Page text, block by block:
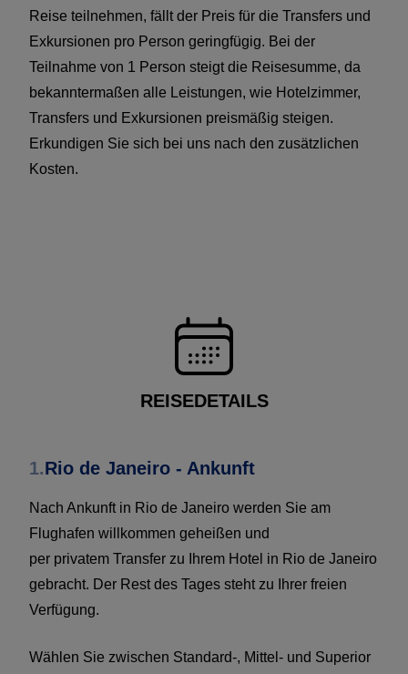
Reise teilnehmen, fällt der Preis für die Transfers und
Exkursionen pro Person geringfügig. Bei der
Teilnahme von 1 Person steigt die Reisesumme, da
bekanntermaßen alle Leistungen, wie Hotelzimmer,
Transfers und Exkursionen preismäßig steigen.
Erkundigen Sie sich bei uns nach den zusätzlichen
Kosten.
REISEDETAILS
1.Rio de Janeiro - Ankunft
Nach Ankunft in Rio de Janeiro werden Sie am
Flughafen willkommen geheißen und
per privatem Transfer zu Ihrem Hotel in Rio de Janeiro
gebracht. Der Rest des Tages steht zu Ihrer freien
Verfügung.
Wählen Sie zwischen Standard-, Mittel- und Superior